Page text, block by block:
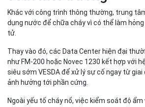
Khác với công trình thông thường, trung
dụng nước để chữa cháy vì có thể làm
tử.
như FM-200 hoặc Novec 1230 kết hợp với
siêu sớm VESDA để xử lý sự cố ngay từ
ảnh hưởng tới phần cứng.
vai trò quan trọng nhằm tránh hiện tượng